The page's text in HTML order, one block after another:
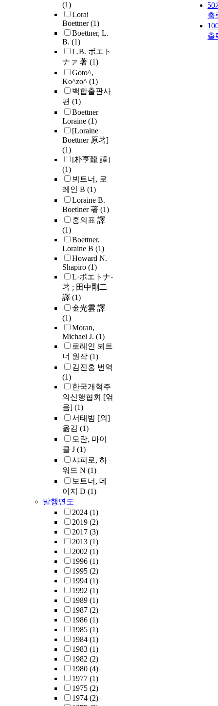
(1)
Lorai
Boettner(1)
Boettner, L.
B. (1)
L.B. ボエト
ナァ 著 (1)
Goto^,
Ko^zo^ (1)
백합출판사
편 (1)
Boettner
Loraine (1)
[Loraine
Boettner 原著]
(1)
[朴亨龍 譯]
(1)
뵈트너, 로
레인 B (1)
Loraine B.
Boetlner 著 (1)
홍의표 譯
(1)
Boettner,
Loraine B (1)
Howard N.
Shapiro (1)
L·ボエトナ-
著 ; 田中剛二
譯 (1)
金光雲 譯
(1)
Moran,
Michael J. (1)
로레인 뵈트
너 원작 (1)
김진홍 번역
(1)
한국개혁주
의신행협회 [엮
음] (1)
서태범 [외]
옮김 (1)
모란, 마이
클 J (1)
샤피로, 하
워드 N (1)
보트너, 데
이지 D (1)
발행연도
2024 (1)
2019 (2)
2017 (3)
2013 (1)
2002 (1)
1996 (1)
1995 (2)
1994 (1)
1992 (1)
1989 (1)
1987 (2)
1986 (1)
1985 (1)
1984 (1)
1983 (1)
1982 (2)
1980 (4)
1977 (1)
1975 (2)
1974 (2)
50
출
출